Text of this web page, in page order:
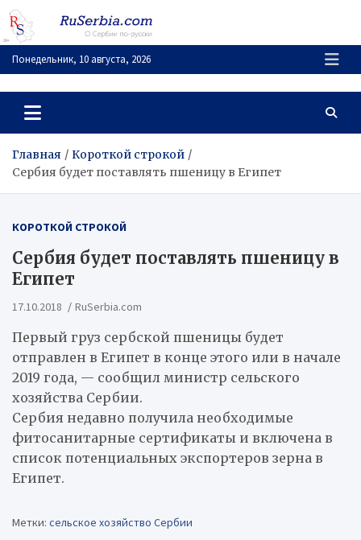
Перейти
содержимому
Понедельник, 10 августа, 2026
RuSerbia.com
О Сербии – по-русски
Главная
Короткой строкой
Сербия будет поставлять пшеницу в Египет
КОРОТКОЙ СТРОКОЙ
Сербия будет поставлять пшеницу в
Египет
17.10.2018 RuSerbia.com
Первый груз сербской пшеницы будет
отправлен в Египет в конце этого или в начале
2019 года, — сообщил министр сельского
хозяйства Сербии.
Сербия недавно получила необходимые
фитосанитарные сертификаты и включена в
список потенциальных экспортеров зерна в
Египет.
Метки: сельское хозяйство Сербии